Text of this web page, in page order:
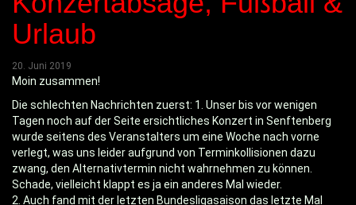
Urlaub
20. Juni 2019
Moin zusammen!
Die schlechten Nachrichten zuerst: 1. Unser bis vor wenigen
Tagen noch auf der Seite ersichtliches Konzert in Senftenberg
wurde seitens des Veranstalters um eine Woche nach vorne
verlegt, was uns leider aufgrund von Terminkollisionen dazu
zwang, den Alternativtermin nicht wahrnehmen zu können.
Schade, vielleicht klappt es ja ein anderes Mal wieder.
2. Auch fand mit der letzten Bundesligasaison das letzte Mal